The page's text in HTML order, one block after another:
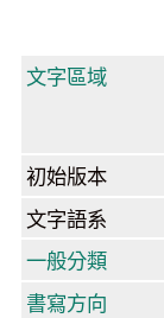
文字區域
初始版本
文字語系
一般分類
書寫方向